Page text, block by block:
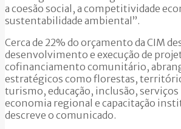
a coesão social, a competitividade
sustentabilidade ambiental”.
Cerca de 22% do orçamento da CIM
desenvolvimento e execução de
cofinanciamento comunitário,
estratégicos como florestas,
turismo, educação, inclusão,
economia regional e capacitação
descreve o comunicado.